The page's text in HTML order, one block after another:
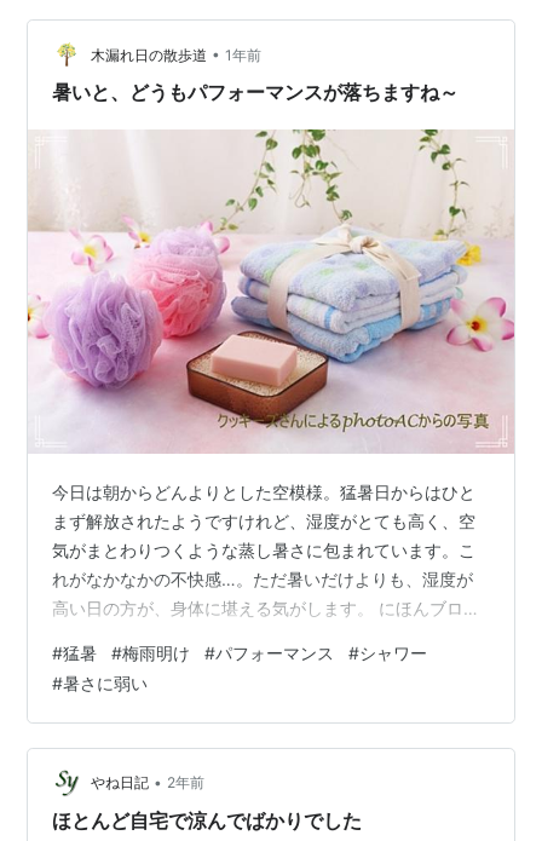
ンピューターも同様だが、力を発揮するには冷却が欠か
せない。人間にとって、汗をかいても体温を下げられな
い環境では簡単にオーバーヒートを起こす。汗だくにな
木漏れ日の散歩道 • 1年前
暑いと、どうもパフォーマンスが落ちますね～
今日は朝からどんよりとした空模様。猛暑日からはひと
まず解放されたようですけれど、湿度がとても高く、空
気がまとわりつくような蒸し暑さに包まれています。こ
れがなかなかの不快感…。ただ暑いだけよりも、湿度が
高い日の方が、身体に堪える気がします。 にほんブログ
た。クリニックは隣駅にあり、家から徒歩で13分ほど🚶
自転車で行こうかという考えが、ちらりと頭をよぎりま
した。ただ、空気は重たいものの気温自体はそれほどで
もなかったので、歩くことに。帰りにパン屋さんに寄る
つもりだったこともあり、軽いウォーキングのつもりで
向かいました。 幸いなことに、前回よりは身体…
#猛暑 #梅雨明け #パフォーマンス #シャワー
#暑さに弱い
やね日記 • 2年前
ほとんど自宅で涼んでばかりでした